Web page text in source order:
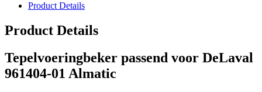
Product Details
Product Details
Tepelvoeringbeker passend voor DeLaval
961404-01 Almatic